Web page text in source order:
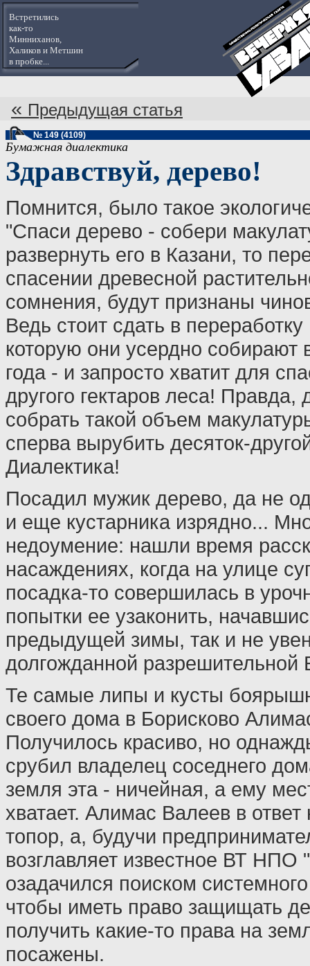
Встретились
как-то
Минниханов,
Халиков и Метшин
в пробке...
« Предыдущая статья
№ 149 (4109)
Бумажная диалектика
Здравствуй, дерево!
Помнится, было такое
"Спаси дерево - собери
развернуть его в Казани, то
спасении древесной
сомнения, будут признаны
Ведь стоит сдать в переработку
которую они усердно собирают
года - и запросто хватит для
другого гектаров леса! Правда,
собрать такой объем
сперва вырубить десяток-
Диалектика!
Посадил мужик дерево, да не
и еще кустарника изрядно...
недоумение: нашли время
насаждениях, когда на улице
посадка-то совершилась в
попытки ее узаконить,
предыдущей зимы, так и не
долгожданной разрешительной
Те самые липы и кусты
своего дома в Борисково
Получилось красиво, но
срубил владелец соседнего
земля эта - ничейная, а ему
хватает. Алимас Валеев в ответ
топор, а, будучи
возглавляет известное ВТ НПО
озадачился поиском
чтобы иметь право защищать
получить какие-то права на
посажены.